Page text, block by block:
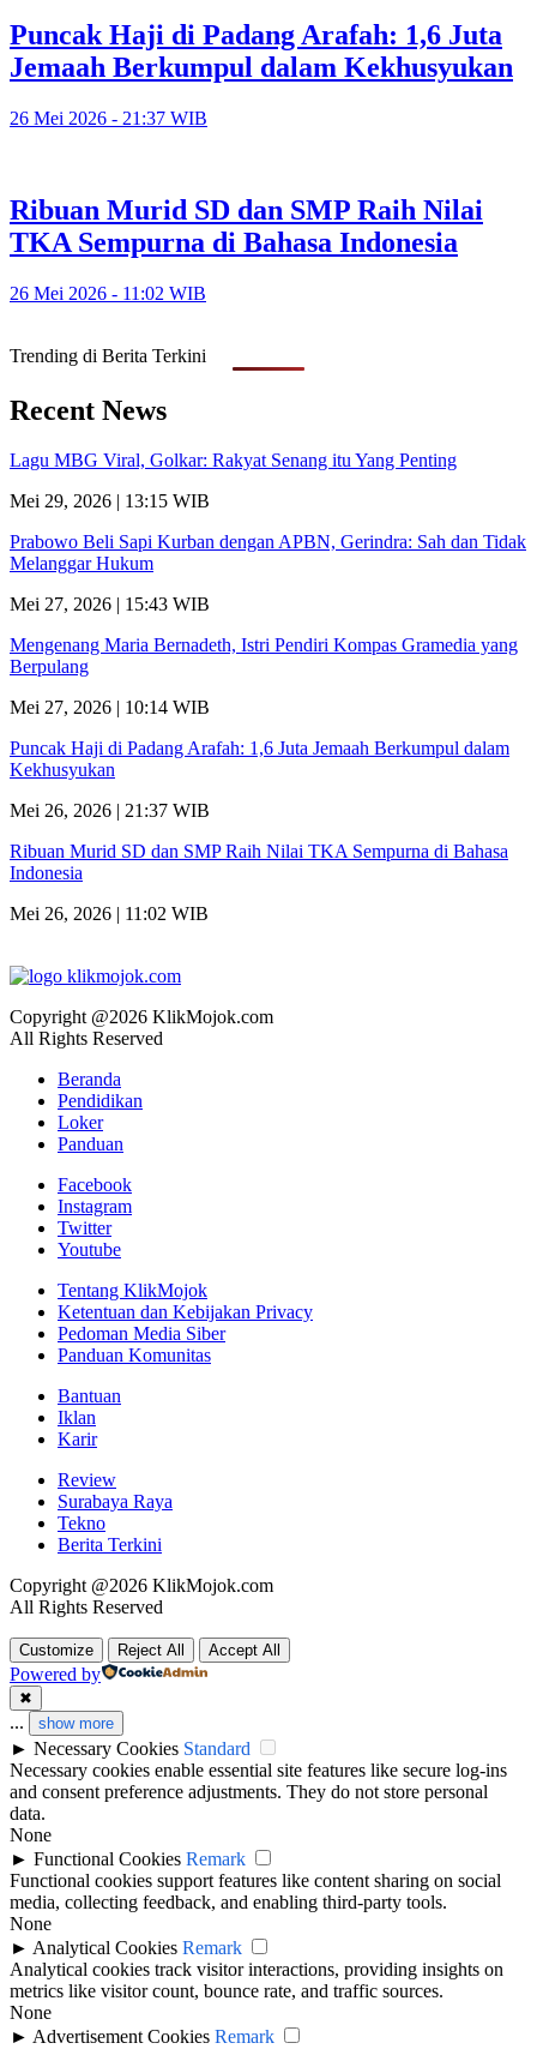
Puncak Haji di Padang Arafah: 1,6 Juta
Jemaah Berkumpul dalam Kekhusyukan
26 Mei 2026 - 21:37 WIB
Ribuan Murid SD dan SMP Raih Nilai
TKA Sempurna di Bahasa Indonesia
26 Mei 2026 - 11:02 WIB
Trending di Berita Terkini
Recent News
Lagu MBG Viral, Golkar: Rakyat Senang itu Yang Penting
Mei 29, 2026 | 13:15 WIB
Prabowo Beli Sapi Kurban dengan APBN, Gerindra: Sah dan Tidak
Melanggar Hukum
Mei 27, 2026 | 15:43 WIB
Mengenang Maria Bernadeth, Istri Pendiri Kompas Gramedia yang
Berpulang
Mei 27, 2026 | 10:14 WIB
Puncak Haji di Padang Arafah: 1,6 Juta Jemaah Berkumpul dalam
Kekhusyukan
Mei 26, 2026 | 21:37 WIB
Ribuan Murid SD dan SMP Raih Nilai TKA Sempurna di Bahasa
Indonesia
Mei 26, 2026 | 11:02 WIB
Copyright @2026 KlikMojok.com
All Rights Reserved
Beranda
Pendidikan
Loker
Panduan
Facebook
Instagram
Twitter
Youtube
Tentang KlikMojok
Ketentuan dan Kebijakan Privacy
Pedoman Media Siber
Panduan Komunitas
Bantuan
Iklan
Karir
Review
Surabaya Raya
Tekno
Berita Terkini
Copyright @2026 KlikMojok.com
All Rights Reserved
Customize Reject All Accept All
Powered by
✖
... show more
► Necessary Cookies Standard
Necessary cookies enable essential site features like secure log-ins
and consent preference adjustments. They do not store personal
data.
None
► Functional Cookies Remark
Functional cookies support features like content sharing on social
media, collecting feedback, and enabling third-party tools.
None
► Analytical Cookies Remark
Analytical cookies track visitor interactions, providing insights on
metrics like visitor count, bounce rate, and traffic sources.
None
► Advertisement Cookies Remark